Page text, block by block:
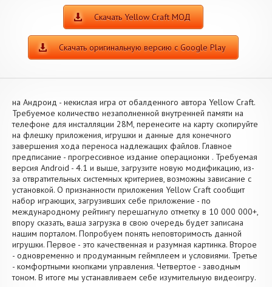
Скачать Yellow Craft МОД
Скачать оригинальную версию с Google Play
на Андроид - некислая игра от обалденного автора Yellow Craft.
Требуемое количество незаполненной внутренней памяти на
телефоне для инсталляции 28M, перенесите на карту скопируйте
на флешку приложения, игрушки и данные для конечного
завершения хода переноса надлежащих файлов. Главное
предписание - прогрессивное издание операционки . Требуемая
версия Android - 4.1 и выше, загрузите новую модификацию, из-
за отвратительных системных критериев, возможны зависание с
установкой. О признанности приложения Yellow Craft сообщит
набор играющих, загрузивших себе приложение - по
международному рейтингу перешагнуло отметку в 10 000 000+,
впору сказать, ваша загрузка в свою очередь будет записана
нашим порталом. Попробуем понять неповторимость данной
игрушки. Первое - это качественная и разумная картинка. Второе
- одновременно и продуманным геймплеем и условиями. Третье
- комфортными кнопками управления. Четвертое - заводным
тоном. В итоге мы устанавливаем себе изумительную видеоигру.